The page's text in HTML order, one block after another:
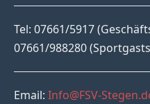
Tel: 07661/5917
07661/988280
Email: Info@FSV-